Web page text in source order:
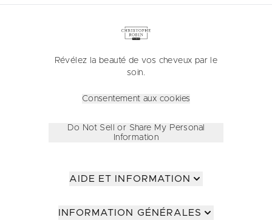
Révélez la beauté de vos cheveux par le
soin.
Consentement aux cookies
Do Not Sell or Share My Personal
Information
AIDE ET INFORMATION
INFORMATION GÉNÉRALES